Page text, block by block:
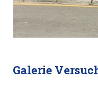
Galerie